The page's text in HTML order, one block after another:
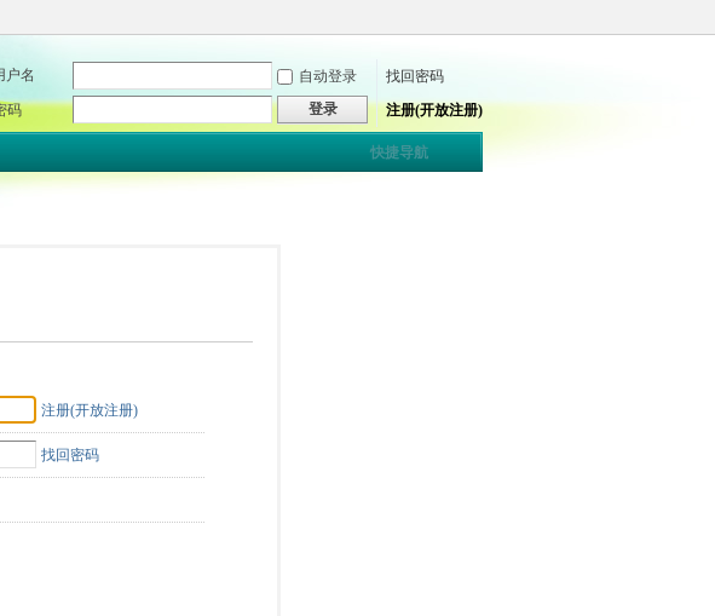
户名 自动登录
找回密码
码
登录 注册(开放注册)
快捷导航
注册(开放注册)
找回密码